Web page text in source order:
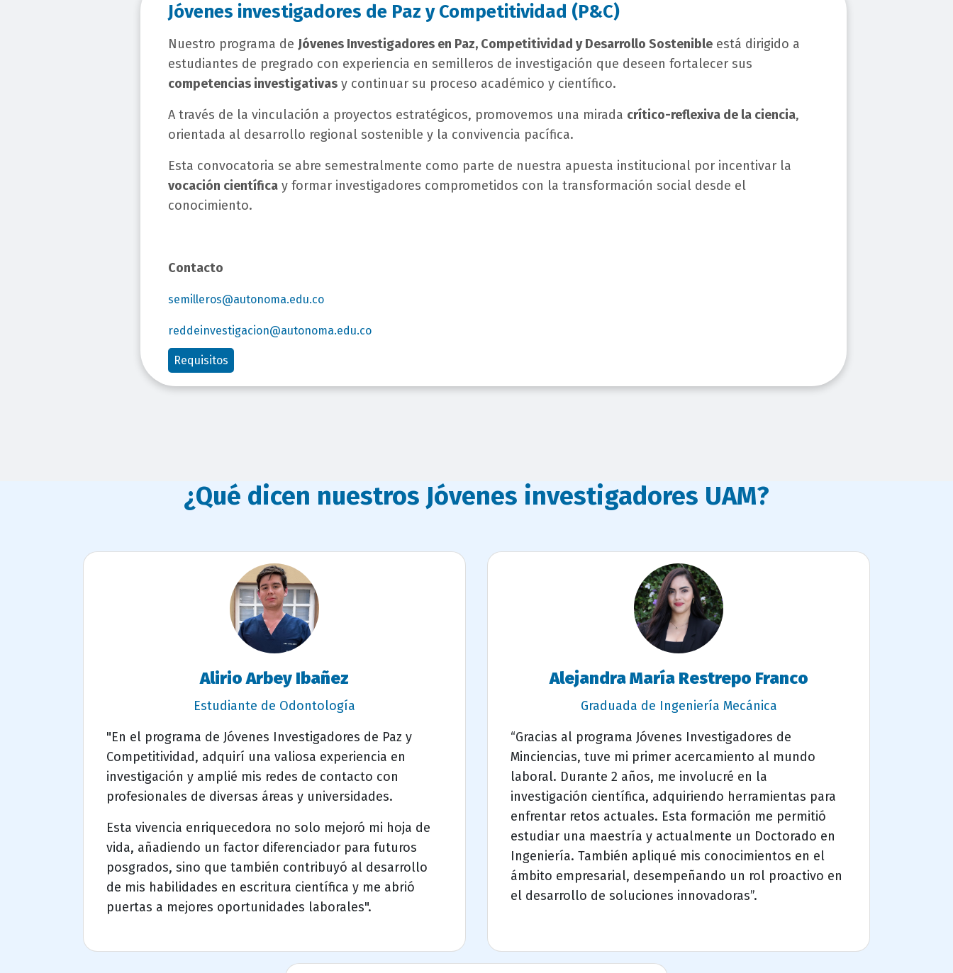
Jóvenes investigadores de Paz y Competitividad (P&C)
Nuestro programa de Jóvenes Investigadores en Paz, Competitividad y Desarrollo Sostenible está dirigido a
estudiantes de pregrado con experiencia en semilleros de investigación que deseen fortalecer sus
competencias investigativas y continuar su proceso académico y científico.
A través de la vinculación a proyectos estratégicos, promovemos una mirada crítico-reflexiva de la ciencia,
orientada al desarrollo regional sostenible y la convivencia pacífica.
Esta convocatoria se abre semestralmente como parte de nuestra apuesta institucional por incentivar la
vocación científica y formar investigadores comprometidos con la transformación social desde el
conocimiento.
Contacto
semilleros@autonoma.edu.co
reddeinvestigacion@autonoma.edu.co
Requisitos
titulo
bloque
¿Qué dicen nuestros Jóvenes investigadores UAM?
Alirio Arbey Ibañez
Estudiante de Odontología
"En el programa de Jóvenes Investigadores de Paz y
Competitividad, adquirí una valiosa experiencia en
investigación y amplié mis redes de contacto con
profesionales de diversas áreas y universidades.
Esta vivencia enriquecedora no solo mejoró mi hoja de
vida, añadiendo un factor diferenciador para futuros
posgrados, sino que también contribuyó al desarrollo
de mis habilidades en escritura científica y me abrió
puertas a mejores oportunidades laborales".
Alejandra María Restrepo Franco
Graduada de Ingeniería Mecánica
“Gracias al programa Jóvenes Investigadores de
Minciencias, tuve mi primer acercamiento al mundo
laboral. Durante 2 años, me involucré en la
investigación científica, adquiriendo herramientas para
enfrentar retos actuales. Esta formación me permitió
estudiar una maestría y actualmente un Doctorado en
Ingeniería. También apliqué mis conocimientos en el
ámbito empresarial, desempeñando un rol proactivo en
el desarrollo de soluciones innovadoras”.